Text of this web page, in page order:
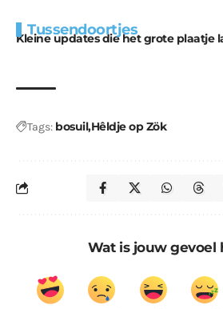
Tussendoortjes
Kleine updates die het grote plaatje
voor kabouters
Tags: bosuilHêldje op Zök
Wat is jouw gevoel